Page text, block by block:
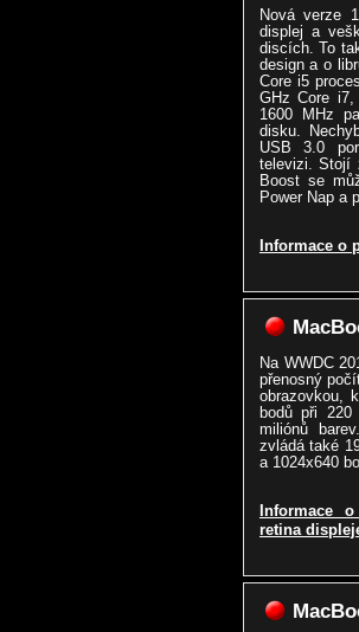
Nová verze
displej a
discích. To
design a o
Core i5
GHz Core
1600 MHz
disku.
USB 3.0
televizi. Stojí
Boost se
Power Nap a
Informace o
Na WWDC
přenosný
obrazovkou,
bodů při 220
miliónů
zvládá také
a 1024x640
Informace
retina